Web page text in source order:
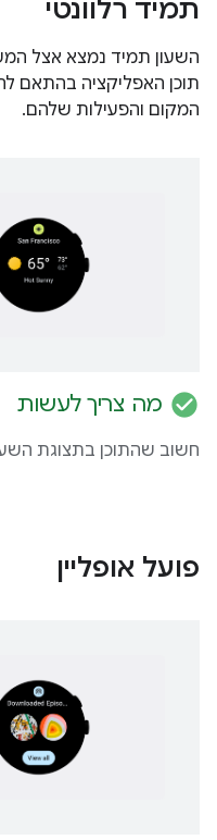
תמיד רלוונטי
השעון תמיד נמצא אצל
תוכן האפליקציה בהתאם
המקום והפעילות שלהם.
check_circle מה צריך לעשות
חשוב שהתוכן בתצוגת
פועל אופליין